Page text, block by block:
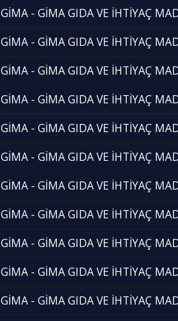
GİMA - GİMA GIDA VE İHTİYAÇ
GİMA - GİMA GIDA VE İHTİYAÇ
GİMA - GİMA GIDA VE İHTİYAÇ
GİMA - GİMA GIDA VE İHTİYAÇ
GİMA - GİMA GIDA VE İHTİYAÇ
GİMA - GİMA GIDA VE İHTİYAÇ
GİMA - GİMA GIDA VE İHTİYAÇ
GİMA - GİMA GIDA VE İHTİYAÇ
GİMA - GİMA GIDA VE İHTİYAÇ
GİMA - GİMA GIDA VE İHTİYAÇ
GİMA - GİMA GIDA VE İHTİYAÇ